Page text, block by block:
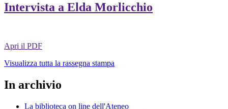
Intervista a Elda Morlicchio
Apri il PDF
Visualizza tutta la rassegna stampa
In archivio
La biblioteca on line dell'Ateneo